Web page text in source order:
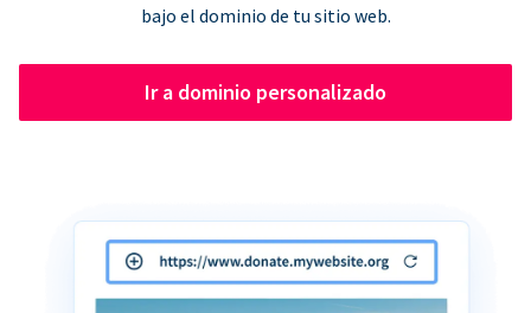
bajo el dominio de tu sitio web.
Ir a dominio personalizado